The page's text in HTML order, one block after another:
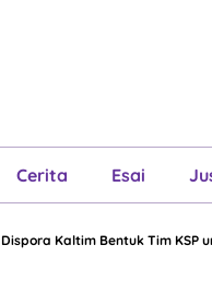
Cerita Esai
Dispora Kaltim Bentuk Tim KSP